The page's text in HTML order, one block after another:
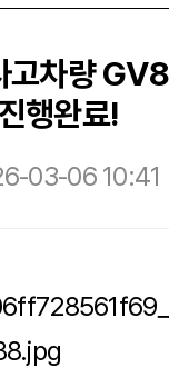
고차량
행완료!
03-06 10:41